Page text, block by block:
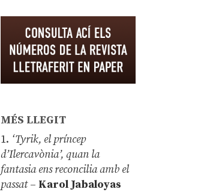
MÉS LLEGIT
1. ‘Tyrik, el príncep
d’Ilercavònia’, quan la
fantasia ens reconcilia amb el
passat– Karol Jabaloyas